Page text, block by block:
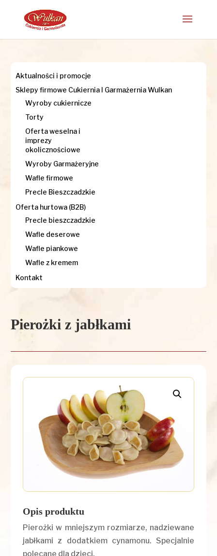
Aktualności i promocje
Sklepy firmowe Cukiernia I Garmażernia Wulkan
Wyroby cukiernicze
Torty
Oferta weselna i
imprezy
okolicznościowe
Wyroby Garmażeryjne
Wafle firmowe
Precle Bieszczadzkie
Oferta hurtowa (B2B)
Precle bieszczadzkie
Wafle deserowe
Wafle piankowe
Wafle z kremem
Kontakt
Pierożki z jabłkami
Opis produktu
Pierożki w mniejszym rozmiarze, nadziewane
jabłkami z dodatkiem cynamonu. Specjalnie
polecane dla dzieci.